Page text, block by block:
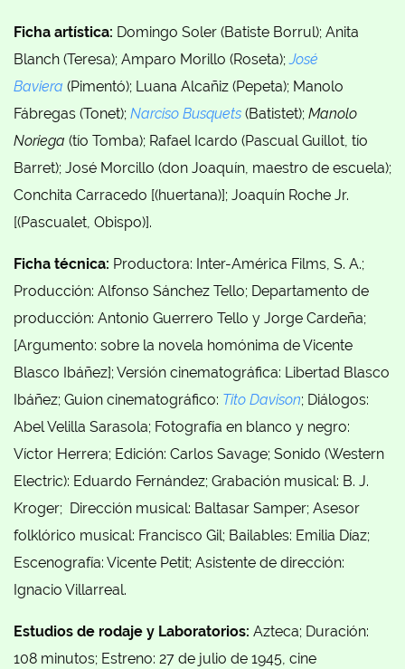
Ficha artística: Domingo Soler (Batiste Borrul); Anita
Blanch (Teresa); Amparo Morillo (Roseta);José
Baviera (Pimentó); Luana Alcañiz (Pepeta); Manolo
Fábregas (Tonet); Narciso Busquets (Batistet); Manolo
Noriega (tío Tomba); Rafael Icardo (Pascual Guillot, tío
Barret); José Morcillo (don Joaquín, maestro de escuela);
Conchita Carracedo [(huertana)]; Joaquín Roche Jr.
[(Pascualet, Obispo)].
Ficha técnica: Productora: Inter-América Films, S. A.;
Producción: Alfonso Sánchez Tello; Departamento de
producción: Antonio Guerrero Tello y Jorge Cardeña;
[Argumento: sobre la novela homónima de Vicente
Blasco Ibáñez]; Versión cinematográfica: Libertad Blasco
Ibáñez; Guion cinematográfico: Tito Davison; Diálogos:
Abel Velilla Sarasola; Fotografía en blanco y negro:
Víctor Herrera; Edición: Carlos Savage; Sonido (Western
Electric): Eduardo Fernández; Grabación musical: B. J.
Kroger; Dirección musical: Baltasar Samper; Asesor
folklórico musical: Francisco Gil; Bailables: Emilia Díaz;
Escenografía: Vicente Petit; Asistente de dirección:
Ignacio Villarreal.
Estudios de rodaje y Laboratorios: Azteca; Duración:
108 minutos; Estreno: 27 de julio de 1945, cine